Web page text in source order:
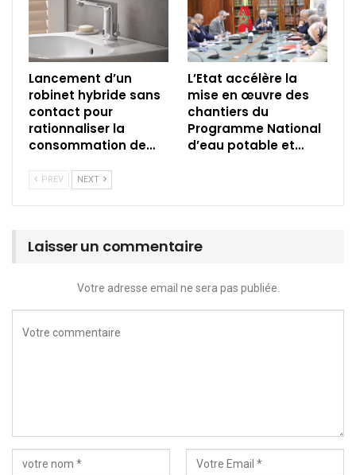
Lancement d’un
robinet hybride sans
contact pour
rationnaliser la
consommation de…
L’Etat accélère la
mise en œuvre des
chantiers du
Programme National
d’eau potable et…
PREV NEXT
Laisser un commentaire
Votre adresse email ne sera pas publiée.